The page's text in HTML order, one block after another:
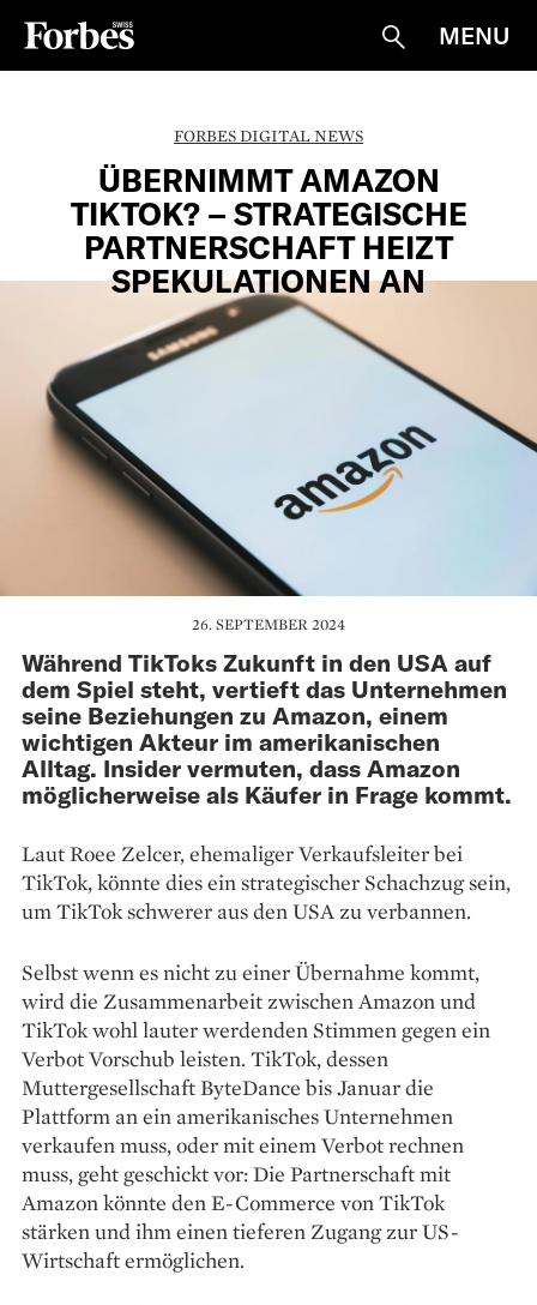
Suche
MENU
FORBES DIGITAL NEWS
ÜBERNIMMT AMAZON
TIKTOK? – STRATEGISCHE
PARTNERSCHAFT HEIZT
SPEKULATIONEN AN
26. SEPTEMBER 2024
Während TikToks Zukunft in den USA auf
dem Spiel steht, vertieft das Unternehmen
seine Beziehungen zu Amazon, einem
wichtigen Akteur im amerikanischen
Alltag. Insider vermuten, dass Amazon
möglicherweise als Käufer in Frage kommt.
Laut Roee Zelcer, ehemaliger Verkaufsleiter bei
TikTok, könnte dies ein strategischer Schachzug sein,
um TikTok schwerer aus den USA zu verbannen.
Selbst wenn es nicht zu einer Übernahme kommt,
wird die Zusammenarbeit zwischen Amazon und
TikTok wohl lauter werdenden Stimmen gegen ein
Verbot Vorschub leisten. TikTok, dessen
Muttergesellschaft ByteDance bis Januar die
Plattform an ein amerikanisches Unternehmen
verkaufen muss, oder mit einem Verbot rechnen
muss, geht geschickt vor: Die Partnerschaft mit
Amazon könnte den E-Commerce von TikTok
stärken und ihm einen tieferen Zugang zur US-
Wirtschaft ermöglichen.